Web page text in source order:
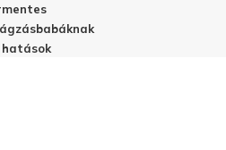
babáknak
hatások